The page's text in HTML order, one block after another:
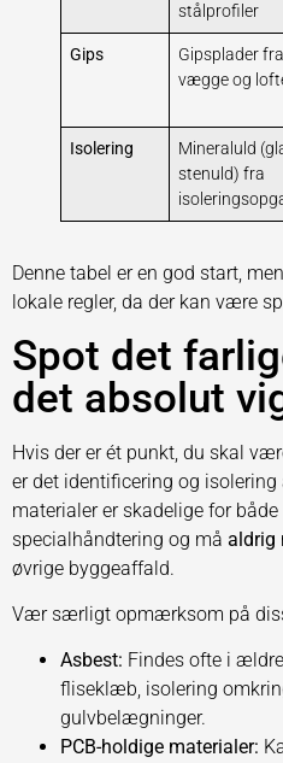
stålprofiler
Gips
Gipsplader fra
vægge og
Isolering
Mineraluld
stenuld) fra
Denne tabel er en god start,
lokale regler, da der kan være
Spot det
det absolut
Hvis der er ét punkt, du skal
er det identificering og
materialer er skadelige for
specialhåndtering og må aldrig
øvrige byggeaffald.
Vær særligt opmærksom på
Asbest: Findes ofte i
fliseklæb, isolering
gulvbelægninger.
PCB-holdige materialer: